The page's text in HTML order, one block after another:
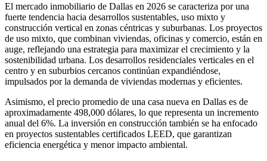
El mercado inmobiliario de Dallas en 2026 se caracteriza por una
fuerte tendencia hacia desarrollos sustentables, uso mixto y
construcción vertical en zonas céntricas y suburbanas. Los proyectos
de uso mixto, que combinan viviendas, oficinas y comercio, están en
auge, reflejando una estrategia para maximizar el crecimiento y la
sostenibilidad urbana. Los desarrollos residenciales verticales en el
centro y en suburbios cercanos continúan expandiéndose,
impulsados por la demanda de viviendas modernas y eficientes.
Asimismo, el precio promedio de una casa nueva en Dallas es de
aproximadamente 498,000 dólares, lo que representa un incremento
anual del 6%. La inversión en construcción también se ha enfocado
en proyectos sustentables certificados LEED, que garantizan
eficiencia energética y menor impacto ambiental.